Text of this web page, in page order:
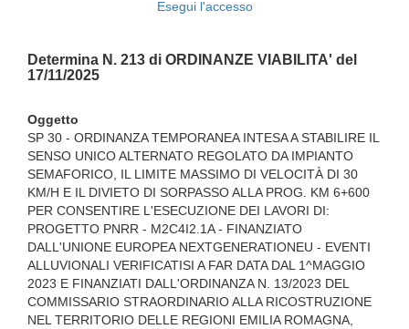
Esegui l'accesso
Determina N. 213 di ORDINANZE VIABILITA' del
17/11/2025
Oggetto
SP 30 - ORDINANZA TEMPORANEA INTESA A STABILIRE IL
SENSO UNICO ALTERNATO REGOLATO DA IMPIANTO
SEMAFORICO, IL LIMITE MASSIMO DI VELOCITÀ DI 30
KM/H E IL DIVIETO DI SORPASSO ALLA PROG. KM 6+600
PER CONSENTIRE L'ESECUZIONE DEI LAVORI DI:
PROGETTO PNRR - M2C4I2.1A - FINANZIATO
DALL'UNIONE EUROPEA NEXTGENERATIONEU - EVENTI
ALLUVIONALI VERIFICATISI A FAR DATA DAL 1^MAGGIO
2023 E FINANZIATI DALL'ORDINANZA N. 13/2023 DEL
COMMISSARIO STRAORDINARIO ALLA RICOSTRUZIONE
NEL TERRITORIO DELLE REGIONI EMILIA ROMAGNA,